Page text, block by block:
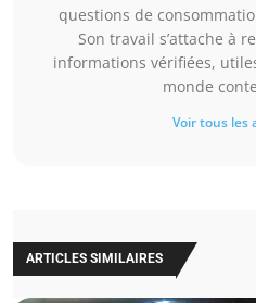
questions de
Son travail s’attache à
informations vérifiées,
monde
Voir tous les
ARTICLES SIMILAIRES